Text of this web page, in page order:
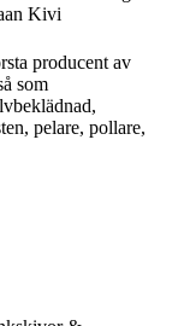
producent av
som
pelare, pollare,